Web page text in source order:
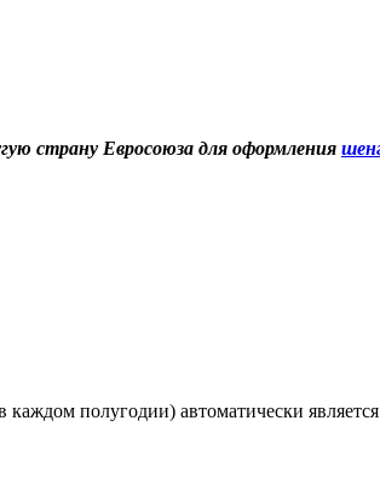
страну Евросоюза для оформления
полугодии) автоматически